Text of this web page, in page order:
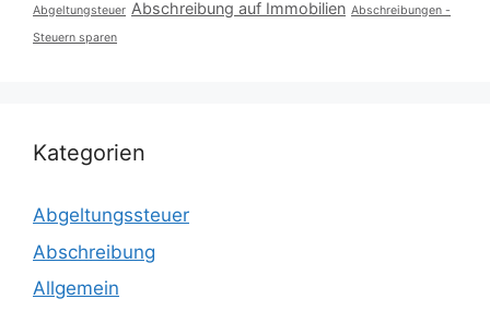
Abgeltungsteuer Abschreibung auf Immobilien Abschreibungen -
Steuern sparen
Kategorien
Abgeltungssteuer
Abschreibung
Allgemein